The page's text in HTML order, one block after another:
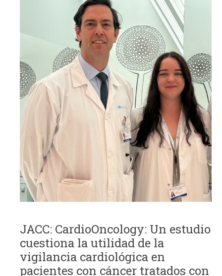
JACC: CardioOncology: Un estudio
cuestiona la utilidad de la
vigilancia cardiológica en
pacientes con cáncer tratados con